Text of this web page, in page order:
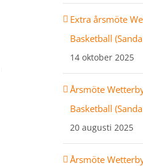
Extra årsmöte
Basketball
14 oktober 2025
Årsmöte
Basketball
20 augusti 2025
Årsmöte